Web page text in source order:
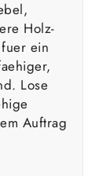
Holz-
ein
Lose
Auftrag